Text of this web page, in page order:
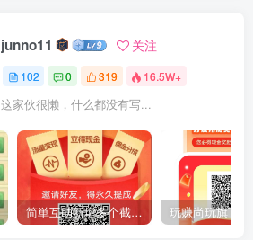
junno11 关注
102 0 319 16.5W+
这家伙很懒，什么都没有写...
简単互助新增多个截图和录屏的板块，现在每天单机可以保底120+